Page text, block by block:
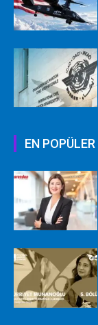
EN POPÜLER